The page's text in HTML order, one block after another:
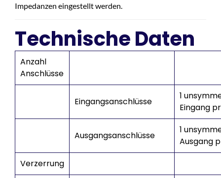
Impedanzen eingestellt werden.
Technische Daten
Anzahl
Anschlüsse
Eingangsanschlüsse
1
Eingang
Ausgangsanschlüsse
1
Ausgang
Verzerrung